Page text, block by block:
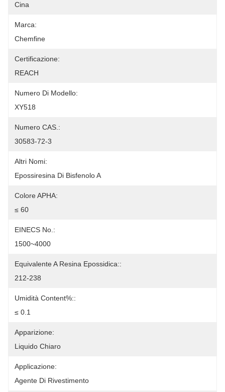
Cina
Marca:
Chemfine
Certificazione:
REACH
Numero Di Modello:
XY518
Numero CAS.:
30583-72-3
Altri Nomi:
Epossiresina Di Bisfenolo A
Colore APHA:
≤ 60
EINECS No.:
1500~4000
Equivalente A Resina Epossidica::
212-238
Umidità Content%::
≤ 0.1
Apparizione:
Liquido Chiaro
Applicazione:
Agente Di Rivestimento